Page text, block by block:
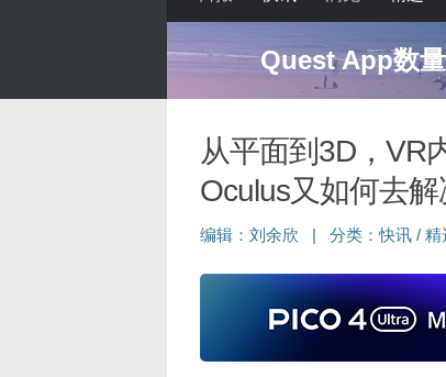
Quest App数
从平面到3D，VR
Oculus又如何去解
编辑： 刘余欣 分类：快讯 / 精